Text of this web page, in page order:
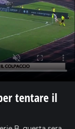
tentare il